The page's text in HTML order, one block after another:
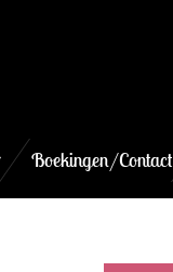
Boekingen/Contact